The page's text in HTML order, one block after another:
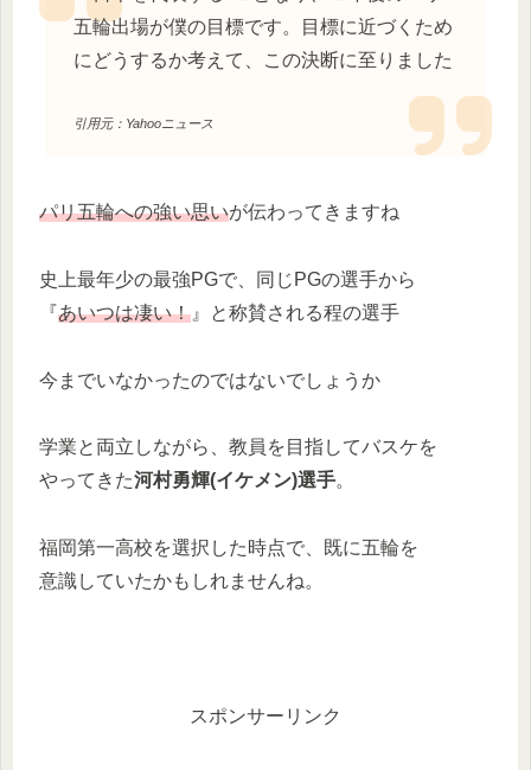
五輪出場が僕の目標です。目標に近づくため
にどうするか考えて、この決断に至りました
引用元：Yahooニュース
パリ五輪への強い思いが伝わってきますね
史上最年少の最強PGで、同じPGの選手から
『あいつは凄い！ 』と称賛される程の選手
今までいなかったのではないでしょうか
学業と両立しながら、教員を目指してバスケを
やってきた河村勇輝(イケメン)選手。
福岡第一高校を選択した時点で、既に五輪を
意識していたかもしれませんね。
スポンサーリンク